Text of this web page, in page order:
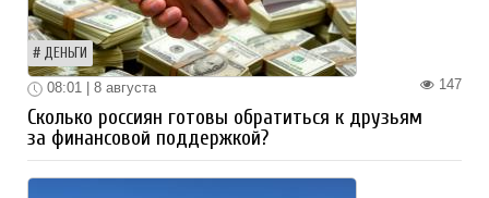
ДЕНЬГИ
147
08:01 | 8 августа
Сколько россиян готовы обратиться к друзьям
за финансовой поддержкой?